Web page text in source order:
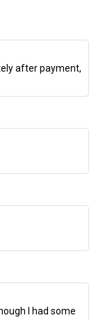
after payment,
I had some